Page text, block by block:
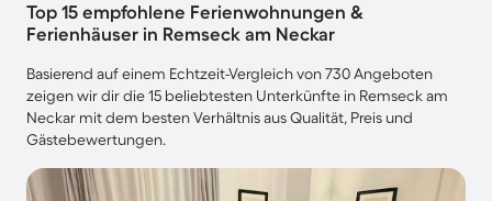
Top 15 empfohlene Ferienwohnungen &
Ferienhäuser in Remseck am Neckar
Basierend auf einem Echtzeit-Vergleich von 730 Angeboten
zeigen wir dir die 15 beliebtesten Unterkünfte in Remseck am
Neckar mit dem besten Verhältnis aus Qualität, Preis und
Gästebewertungen.